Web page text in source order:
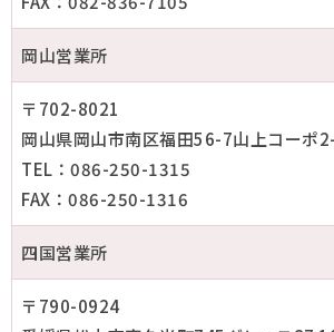
岡山営業所
〒702-8021
岡山県岡山市南区福田56-7山上コーポ
TEL：086-250-1315
FAX：086-250-1316
四国営業所
〒790-0924